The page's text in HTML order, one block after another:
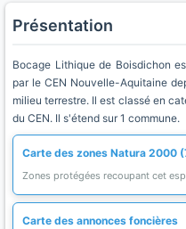
Présentation
Bocage Lithique de Boisdichon
par le CEN Nouvelle-Aquitaine
milieu terrestre. Il est classé en
du CEN. Il s'étend sur 1 commune.
Carte des zones Natura 2000
Zones protégées recoupant cet
Carte des annonces foncières